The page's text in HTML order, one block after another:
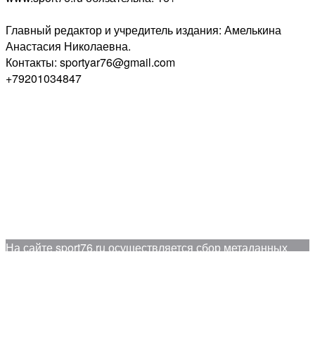
Главный редактор и учредитель издания: Амелькина
Анастасия Николаевна.
Контакты: sportyar76@gmail.com
+79201034847
На сайте sport76.ru осуществляется сбор метаданных